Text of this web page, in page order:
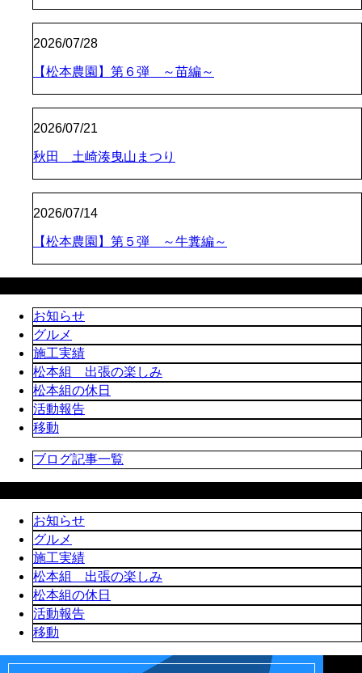
2026/07/28
【松本農園】第６弾 ～苗編～
2026/07/21
秋田 土崎湊曳山まつり
2026/07/14
【松本農園】第５弾 ～牛糞編～
お知らせ
グルメ
施工実績
松本組 出張の楽しみ
松本組の休日
活動報告
移動
ブログ記事一覧
お知らせ
グルメ
施工実績
松本組 出張の楽しみ
松本組の休日
活動報告
移動